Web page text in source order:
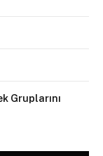
Gruplarını